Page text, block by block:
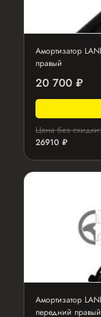
Амортизатор
правый
20 700 ₽
Цена без скидки:
26910 ₽
Амортизатор
передний правый